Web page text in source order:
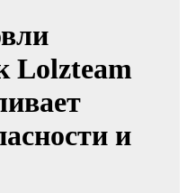
Lolzteam
и